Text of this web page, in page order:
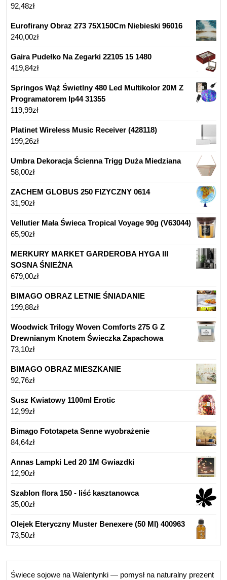
92,48zł
Eurofirany Obraz 273 75X150Cm Niebieski 96016
240,00zł
Gaira Pudełko Na Zegarki 22105 15 1480
419,84zł
Springos Wąż Świetlny 480 Led Multikolor 20M Z
Programatorem Ip44 31355
119,99zł
Platinet Wireless Music Receiver (428118)
199,26zł
Umbra Dekoracja Ścienna Trigg Duża Miedziana
58,00zł
ZACHEM GLOBUS 250 FIZYCZNY 0614
31,90zł
Vellutier Mała Świeca Tropical Voyage 90g (V63044)
65,90zł
MERKURY MARKET GARDEROBA HYGA III
SOSNA ŚNIEŻNA
679,00zł
BIMAGO OBRAZ LETNIE ŚNIADANIE
199,88zł
Woodwick Trilogy Woven Comforts 275 G Z
Drewnianym Knotem Świeczka Zapachowa
73,10zł
BIMAGO OBRAZ MIESZKANIE
92,76zł
Susz Kwiatowy 1100ml Erotic
12,99zł
Bimago Fototapeta Senne wyobrażenie
84,64zł
Annas Lampki Led 20 1M Gwiazdki
12,90zł
Szablon flora 150 - liść kasztanowca
35,00zł
Olejek Eteryczny Muster Benexere (50 Ml) 400963
73,50zł
Świece sojowe na Walentynki — pomysł na naturalny prezent